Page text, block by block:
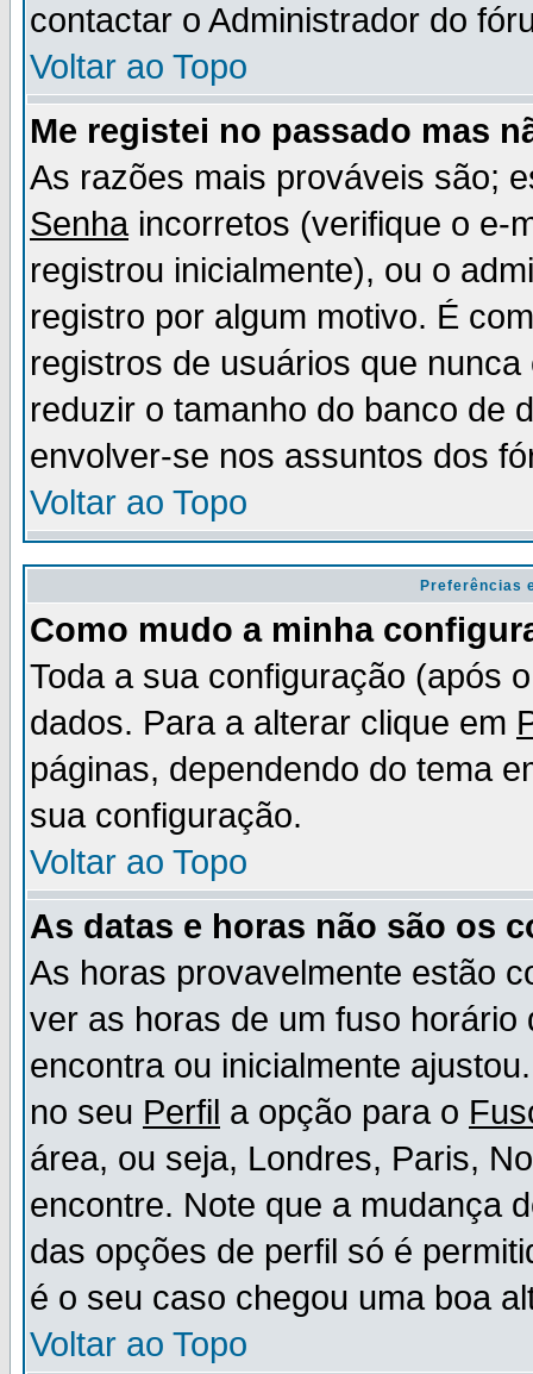
contactar o Administrador do
Voltar ao Topo
Me registei no passado mas
As razões mais prováveis são;
Senhaincorretos (verifique o e-
registrou inicialmente), ou o
registro por algum motivo. É
registros de usuários que
reduzir o tamanho do banco de
envolver-se nos assuntos dos
Voltar ao Topo
Preferências
Como mudo a minha
Toda a sua configuração (após
dados. Para a alterar clique em
páginas, dependendo do tema
sua configuração.
Voltar ao Topo
As datas e horas não são os
As horas provavelmente estão
ver as horas de um fuso
encontra ou inicialmente
no seu Perfil a opção para o
área, ou seja, Londres, Paris,
encontre. Note que a mudança
das opções de perfil só é
é o seu caso chegou uma boa
Voltar ao Topo